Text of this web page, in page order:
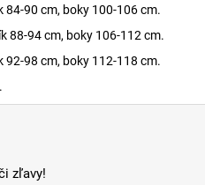
84-90 cm, boky 100-106 cm.
88-94 cm, boky 106-112 cm.
92-98 cm, boky 112-118 cm.
zľavy!